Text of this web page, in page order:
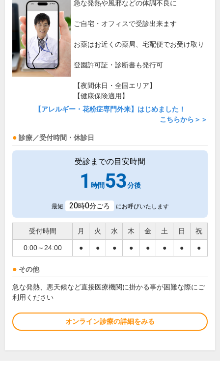
急な発熱や風邪などの体調不良に
ご自宅・オフィスで受診出来ます
お薬はお近くの薬局、宅配便でお受け取り
登園許可証・診断書も発行可
【夜間休日・全国エリア】
【健康保険適用】
【アレルギー・花粉症専門外来】はじめました！
こちらから＞＞
診療／受付時間・休診日
受診までの目安時間
1 時間53分後
最短 20時0分ごろ にお呼びいたします
受付時間 月 火 水 木 金 土 日 祝
0:00～24:00 ● ● ● ● ● ● ● ●
その他
急な発熱、悪天候など直接医療機関に掛かる事が困難な際にご
利用ください
オンライン診療の詳細をみる